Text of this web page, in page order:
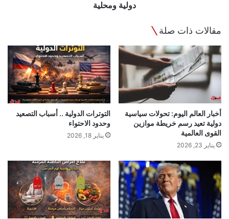
دولية ومحلية
مقالات ذات صلة
أخبار العالم اليوم: تحولات سياسية
دولية تعيد رسم خريطة موازين
القوى العالمية
يناير 23, 2026
التوترات الدولية .. أسباب التصعيد
وحدود الاحتواء
يناير 18, 2026